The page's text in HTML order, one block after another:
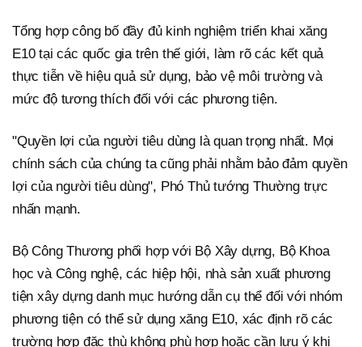
Tổng hợp công bố đầy đủ kinh nghiệm triển khai xăng
E10 tại các quốc gia trên thế giới, làm rõ các kết quả
thực tiễn về hiệu quả sử dụng, bảo vệ môi trường và
mức độ tương thích đối với các phương tiện.
"Quyền lợi của người tiêu dùng là quan trọng nhất. Mọi
chính sách của chúng ta cũng phải nhằm bảo đảm quyền
lợi của người tiêu dùng", Phó Thủ tướng Thường trực
nhấn mạnh.
Bộ Công Thương phối hợp với Bộ Xây dựng, Bộ Khoa
học và Công nghệ, các hiệp hội, nhà sản xuất phương
tiện xây dựng danh mục hướng dẫn cụ thể đối với nhóm
phương tiện có thể sử dụng xăng E10, xác định rõ các
trường hợp đặc thù không phù hợp hoặc cần lưu ý khi